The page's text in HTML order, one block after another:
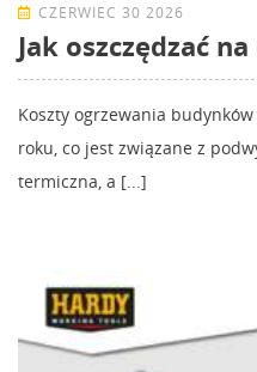
CZERWIEC 30 2026
Jak oszczędzać
Koszty ogrzewania
roku, co jest związane z
termiczna, a [...]